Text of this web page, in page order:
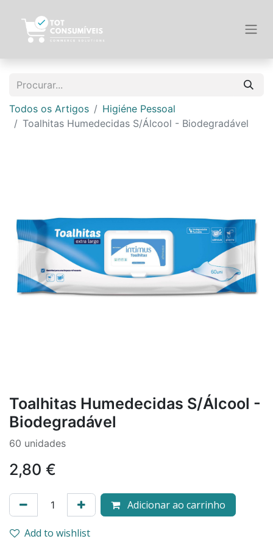
Todos os Artigos
Higiéne Pessoal
Toalhitas Humedecidas S/Álcool - Biodegradável
Toalhitas Humedecidas S/Álcool -
Biodegradável
60 unidades
2,80 €
Adicionar ao carrinho
Add to wishlist